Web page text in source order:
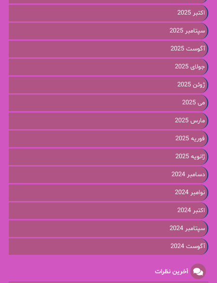
اکتبر 2025
سپتامبر 2025
آگوست 2025
جولای 2025
ژوئن 2025
می 2025
مارس 2025
فوریه 2025
ژانویه 2025
دسامبر 2024
نوامبر 2024
اکتبر 2024
سپتامبر 2024
آگوست 2024
آخرین نظرات